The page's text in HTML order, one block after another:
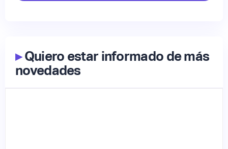
▸Quiero estar informado de más
novedades